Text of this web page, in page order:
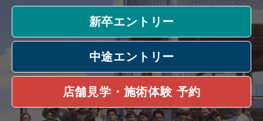
新卒エントリー
中途エントリー
店舗見学・施術体験 予約